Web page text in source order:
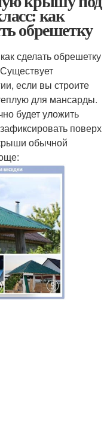
как
обрешетку
сделать обрешетку
если вы строите
для мансарды.
будет уложить
поверх
обычной